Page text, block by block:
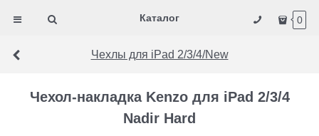
Каталог 0
Чехлы для iPad 2/3/4/New
Чехол-накладка Kenzo для iPad 2/3/4
Nadir Hard